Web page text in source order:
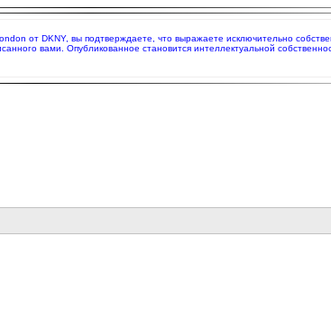
от DKNY, вы подтверждаете, что выражаете исключительно
вами. Опубликованное становится интеллектуальной